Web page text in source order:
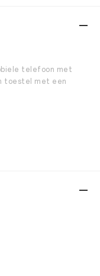
telefoon met
toestel met een